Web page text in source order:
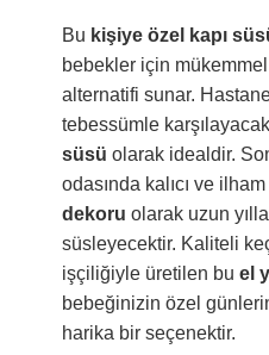
Bu kişiye özel kapı
bebekler için
alternatifi sunar.
tebessümle
süsü olarak idealdir.
odasında kalıcı ve
dekoru olarak uzun yıllar
süsleyecektir. Kaliteli
işçiliğiyle üretilen bu el
bebeğinizin özel
harika bir seçenektir.